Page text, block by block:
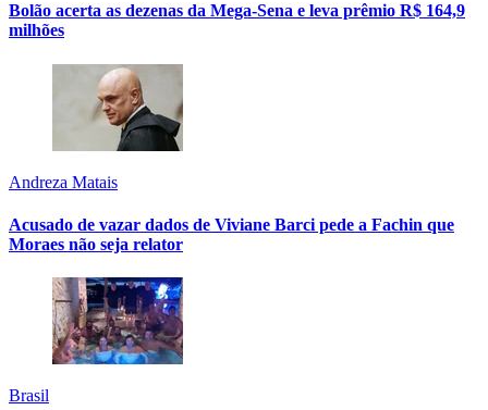
Bolão acerta as dezenas da Mega-Sena e leva prêmio R$ 164,9
milhões
Andreza Matais
Acusado de vazar dados de Viviane Barci pede a Fachin que
Moraes não seja relator
Brasil